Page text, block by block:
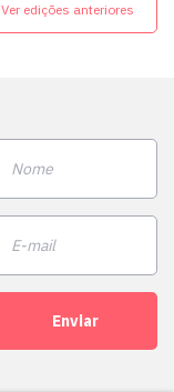
Ver edições anteriores
Enviar